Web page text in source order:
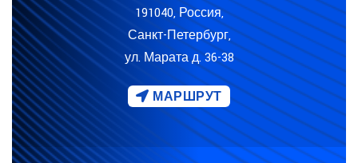
191040, Россия,
Санкт-Петербург,
ул. Марата д. 36-38
МАРШРУТ